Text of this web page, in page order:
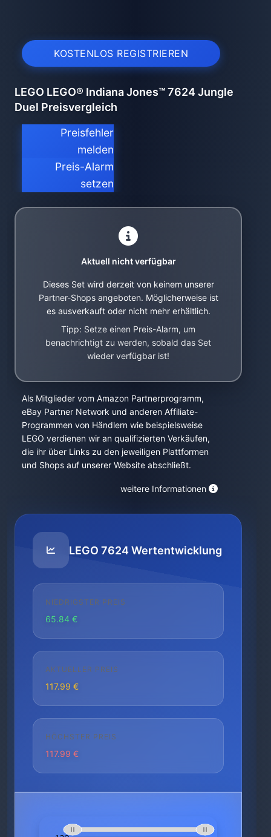
KOSTENLOS REGISTRIEREN
LEGO LEGO® Indiana Jones™ 7624 Jungle
Duel Preisvergleich
Preisfehler
melden
Preis-Alarm
setzen
Aktuell nicht verfügbar
Dieses Set wird derzeit von keinem unserer
Partner-Shops angeboten. Möglicherweise ist
es ausverkauft oder nicht mehr erhältlich.
Tipp: Setze einen Preis-Alarm, um
benachrichtigt zu werden, sobald das Set
wieder verfügbar ist!
Als Mitglieder vom Amazon Partnerprogramm,
eBay Partner Network und anderen Affiliate-
Programmen von Händlern wie beispielsweise
LEGO verdienen wir an qualifizierten Verkäufen,
die ihr über Links zu den jeweiligen Plattformen
und Shops auf unserer Website abschließt.
weitere Informationen
LEGO 7624 Wertentwicklung
NIEDRIGSTER PREIS
65.84 €
AKTUELLER PREIS
117.99 €
HÖCHSTER PREIS
117.99 €